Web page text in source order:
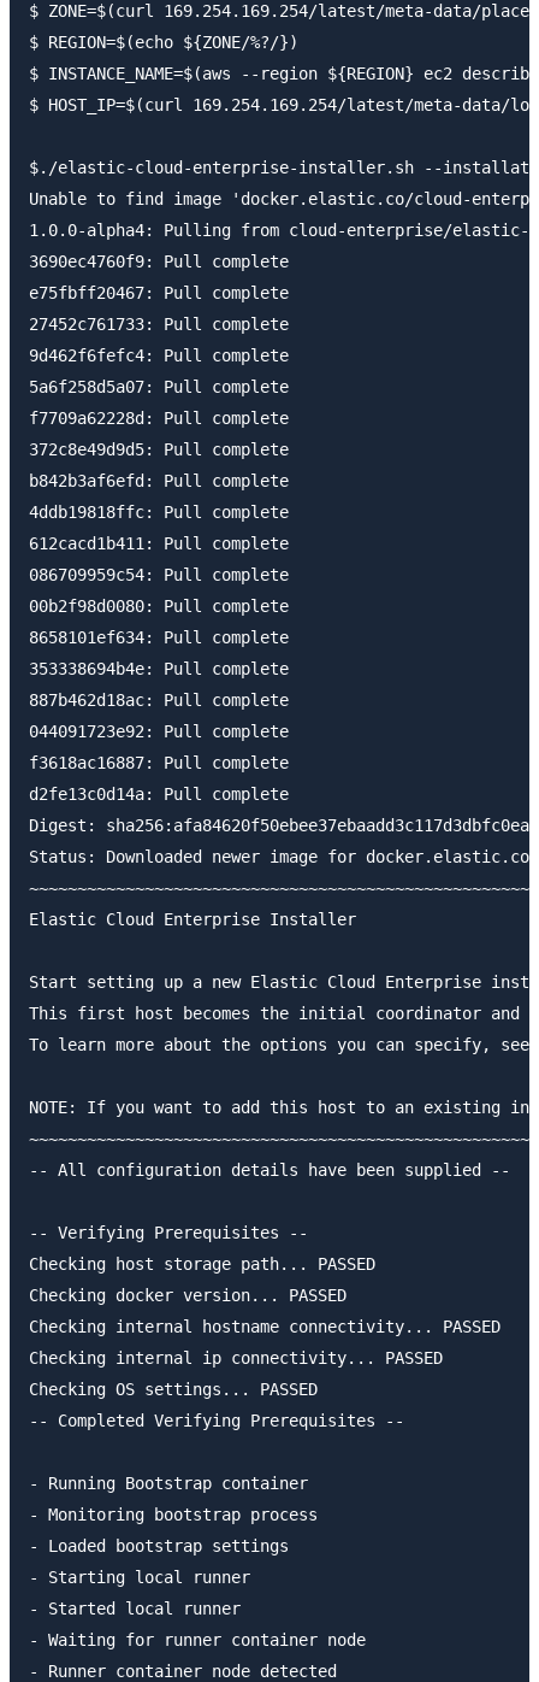
$ ZONE=$(curl 169.254.169.254/latest/meta-data/
$ REGION=$(echo ${ZONE/%?/})
$ INSTANCE_NAME=$(aws --region ${REGION} ec2
$ HOST_IP=$(curl 169.254.169.254/latest/meta-data/
$./elastic-cloud-enterprise-installer.sh --installation-id
Unable to find image 'docker.elastic.co/cloud-
1.0.0-alpha4: Pulling from cloud-enterprise/elastic-
3690ec4760f9: Pull complete
e75fbff20467: Pull complete
27452c761733: Pull complete
9d462f6fefc4: Pull complete
5a6f258d5a07: Pull complete
f7709a62228d: Pull complete
372c8e49d9d5: Pull complete
b842b3af6efd: Pull complete
4ddb19818ffc: Pull complete
612cacd1b411: Pull complete
086709959c54: Pull complete
00b2f98d0080: Pull complete
8658101ef634: Pull complete
353338694b4e: Pull complete
887b462d18ac: Pull complete
044091723e92: Pull complete
f3618ac16887: Pull complete
d2fe13c0d14a: Pull complete
Digest:
Status: Downloaded newer image for
Elastic Cloud Enterprise Installer
Start setting up a new Elastic Cloud Enterprise
This first host becomes the initial coordinator and
To learn more about the options you can specify, see
NOTE: If you want to add this host to an existing
-- All configuration details have been supplied --
-- Verifying Prerequisites --
Checking host storage path... PASSED
Checking docker version... PASSED
Checking internal hostname connectivity... PASSED
Checking internal ip connectivity... PASSED
Checking OS settings... PASSED
-- Completed Verifying Prerequisites --
- Running Bootstrap container
- Monitoring bootstrap process
- Loaded bootstrap settings
- Starting local runner
- Started local runner
- Waiting for runner container node
- Runner container node detected